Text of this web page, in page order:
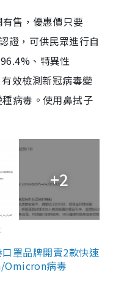
售，優惠價只要
證，可供民眾進行自
、特異性
效檢測新冠病毒變
病毒。使用鼻拭子
+2
罩品牌開賣2款快速
Omicron病毒